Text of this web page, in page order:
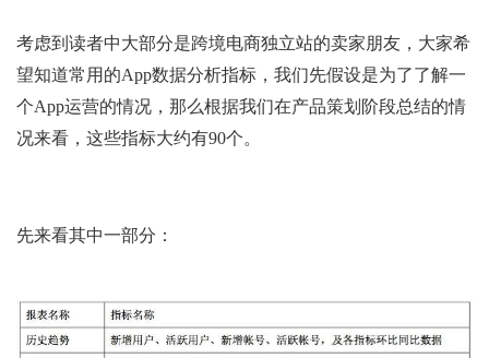
考虑到读者中大部分是跨境电商独立站的卖家朋友，大家希
望知道常用的App数据分析指标，我们先假设是为了了解一
个App运营的情况，那么根据我们在产品策划阶段总结的情
况来看，这些指标大约有90个。
先来看其中一部分：